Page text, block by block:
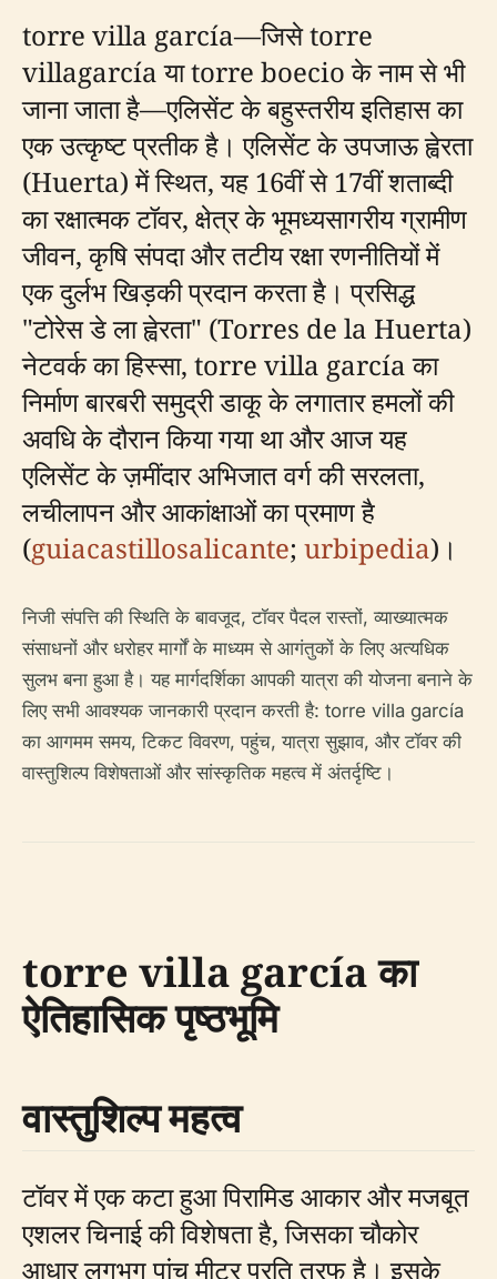
torre villa garcía—जिसे torre
villagarcía या torre boecio के नाम से भी
जाना जाता है—एलिसेंट के बहुस्तरीय इतिहास का
एक उत्कृष्ट प्रतीक है। एलिसेंट के उपजाऊ ह्वेरता
(Huerta) में स्थित, यह 16वीं से 17वीं शताब्दी
का रक्षात्मक टॉवर, क्षेत्र के भूमध्यसागरीय ग्रामीण
जीवन, कृषि संपदा और तटीय रक्षा रणनीतियों में
एक दुर्लभ खिड़की प्रदान करता है। प्रसिद्ध
"टोरेस डे ला ह्वेरता" (Torres de la Huerta)
नेटवर्क का हिस्सा, torre villa garcía का
निर्माण बारबरी समुद्री डाकू के लगातार हमलों की
अवधि के दौरान किया गया था और आज यह
एलिसेंट के ज़मींदार अभिजात वर्ग की सरलता,
लचीलापन और आकांक्षाओं का प्रमाण है
(guiacastillosalicante; urbipedia)।
निजी संपत्ति की स्थिति के बावजूद, टॉवर पैदल रास्तों, व्याख्यात्मक
संसाधनों और धरोहर मार्गों के माध्यम से आगंतुकों के लिए अत्यधिक
सुलभ बना हुआ है। यह मार्गदर्शिका आपकी यात्रा की योजना बनाने के
लिए सभी आवश्यक जानकारी प्रदान करती है: torre villa garcía
का आगमम समय, टिकट विवरण, पहुंच, यात्रा सुझाव, और टॉवर की
वास्तुशिल्प विशेषताओं और सांस्कृतिक महत्व में अंतर्दृष्टि।
torre villa garcía का
ऐतिहासिक पृष्ठभूमि
वास्तुशिल्प महत्व
टॉवर में एक कटा हुआ पिरामिड आकार और मजबूत
एशलर चिनाई की विशेषता है, जिसका चौकोर
आधार लगभग पांच मीटर प्रति तरफ है। इसके